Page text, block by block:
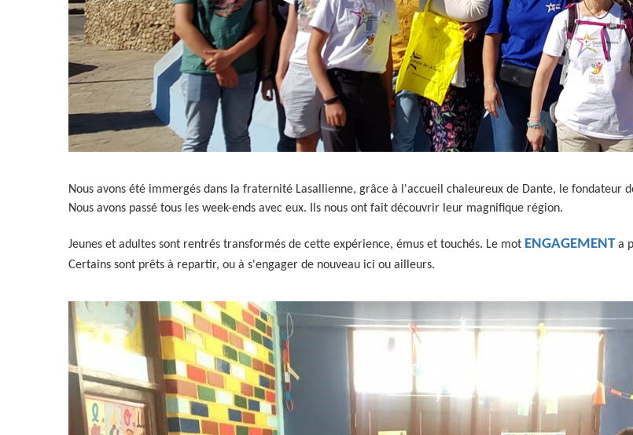
Nous avons été immergés dans la fraternité Lasallienne, grâce à l'accueil chaleureux de Dante, le fondateur
Nous avons passé tous les week-ends avec eux. Ils nous ont fait découvrir leur magnifique région.
Jeunes et adultes sont rentrés transformés de cette expérience, émus et touchés. Le mot ENGAGEMENT a
Certains sont prêts à repartir, ou à s'engager de nouveau ici ou ailleurs.